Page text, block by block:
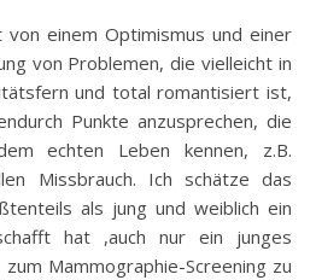
von einem Optimismus und einer
von Problemen, die vielleicht in
und total romantisiert ist,
Punkte anzusprechen, die
echten Leben kennen, z.B.
Missbrauch. Ich schätze das
als jung und weiblich ein
hat ,auch nur ein junges
Mammographie-Screening zu